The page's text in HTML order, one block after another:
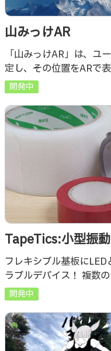
山みっけAR
「山みっけAR」は、ユ
定し、その位置をARで
ンを使って周囲を見渡す
報が画面上に表示されま
開発中
TapeTics:小型振
フレキシブルデバ
フレキシブル基板に
ラブルデバイス！ 複数
要！ VRコンテンツ，情
は無限大！
開発中